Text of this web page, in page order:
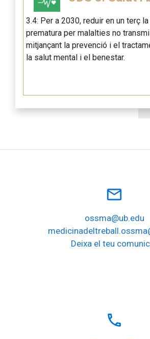
3.4: Per a 2030, reduir en un terç
prematura per malalties no
mitjançant la prevenció i el
la salut mental i el benestar.
mail_outline
ossma@ub.edu
Deixa el teu
local_phone